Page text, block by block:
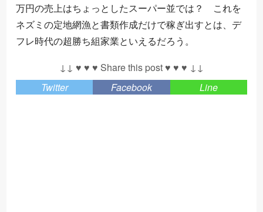
万円の売上はちょっとしたスーパー並では？ これを
ネズミの定地網漁と書類作成だけで稼ぎ出すとは、デ
フレ時代の超勝ち組家業といえるだろう。
↓↓ ♥ ♥ ♥ Share this post ♥ ♥ ♥ ↓↓
Twitter
Facebook Line